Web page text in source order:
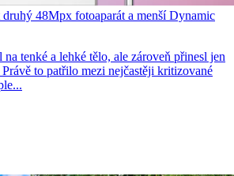
48Mpx fotoaparát a menší Dynamic
tenké a lehké tělo, ale zároveň přinesl jen
to patřilo mezi nejčastěji kritizované